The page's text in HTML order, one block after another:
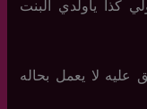
كذا ياولدي البنت
لا يعمل بحاله